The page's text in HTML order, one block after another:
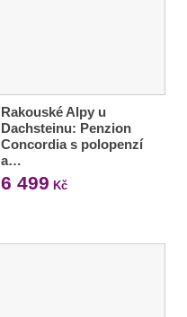
Rakouské Alpy u
Dachsteinu: Penzion
Concordia s polopenzí
a…
6 499 Kč